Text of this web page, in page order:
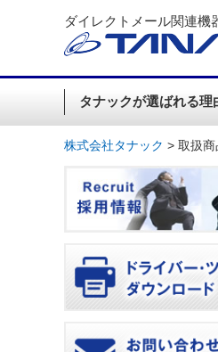
ダイレクトメール関連機
タナックが選ばれる理
株式会社タナック > 取扱商